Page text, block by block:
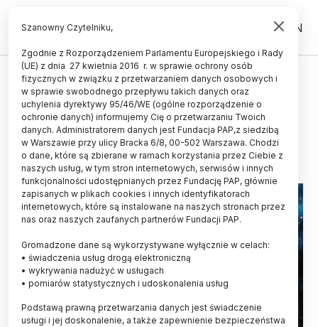
PL EN
Podglądacze niewidzialnych
gwiazd
23.05.2017
aktualizacja: 23.05.2017
2 minuty czytania
Szanowny Czytelniku,
Zgodnie z Rozporządzeniem Parlamentu Europejskiego i Rady
(UE) z dnia 27 kwietnia 2016 r. w sprawie ochrony osób
fizycznych w związku z przetwarzaniem danych osobowych i
w sprawie swobodnego przepływu takich danych oraz
uchylenia dyrektywy 95/46/WE (ogólne rozporządzenie o
ochronie danych) informujemy Cię o przetwarzaniu Twoich
danych. Administratorem danych jest Fundacja PAP,z siedzibą
w Warszawie przy ulicy Bracka 6/8, 00-502 Warszawa. Chodzi
o dane, które są zbierane w ramach korzystania przez Ciebie z
naszych usług, w tym stron internetowych, serwisów i innych
funkcjonalności udostępnianych przez Fundację PAP, głównie
zapisanych w plikach cookies i innych identyfikatorach
internetowych, które są instalowane na naszych stronach przez
nas oraz naszych zaufanych partnerów Fundacji PAP.
Gromadzone dane są wykorzystywane wyłącznie w celach:
• świadczenia usług drogą elektroniczną
• wykrywania nadużyć w usługach
• pomiarów statystycznych i udoskonalenia usług
Podstawą prawną przetwarzania danych jest świadczenie
usługi i jej doskonalenie, a także zapewnienie bezpieczeństwa